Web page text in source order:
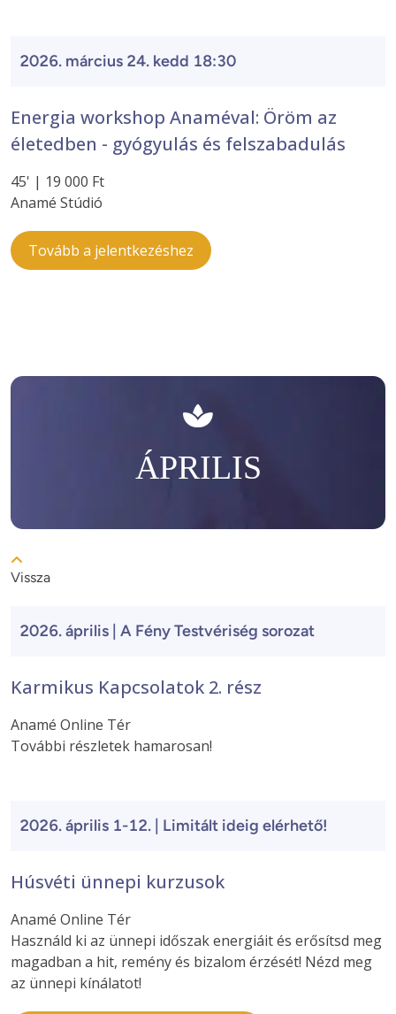
2026. március 24. kedd 18:30
Energia workshop Anaméval: Öröm az
életedben - gyógyulás és felszabadulás
45' | 19 000 Ft
Anamé Stúdió
Tovább a jelentkezéshez
ÁPRILIS
Vissza
2026. április | A Fény Testvériség sorozat
Karmikus Kapcsolatok 2. rész
Anamé Online Tér
További részletek hamarosan!
2026. április 1-12. | Limitált ideig elérhető!
Húsvéti ünnepi kurzusok
Anamé Online Tér
Használd ki az ünnepi időszak energiáit és erősítsd meg
magadban a hit, remény és bizalom érzését! Nézd meg
az ünnepi kínálatot!